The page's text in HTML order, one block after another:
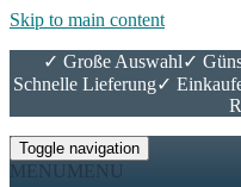
Skip to main content
✓ Große Auswahl✓
Schnelle Lieferung✓
Toggle navigation
MENU MENU